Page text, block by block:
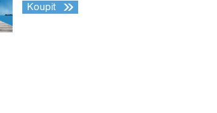
Koupit